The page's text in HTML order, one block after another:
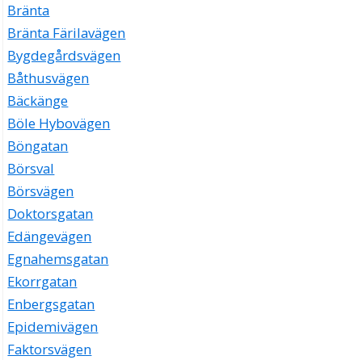
Bränta
Bränta Färilavägen
Bygdegårdsvägen
Båthusvägen
Bäckänge
Böle Hybovägen
Böngatan
Börsval
Börsvägen
Doktorsgatan
Edängevägen
Egnahemsgatan
Ekorrgatan
Enbergsgatan
Epidemivägen
Faktorsvägen